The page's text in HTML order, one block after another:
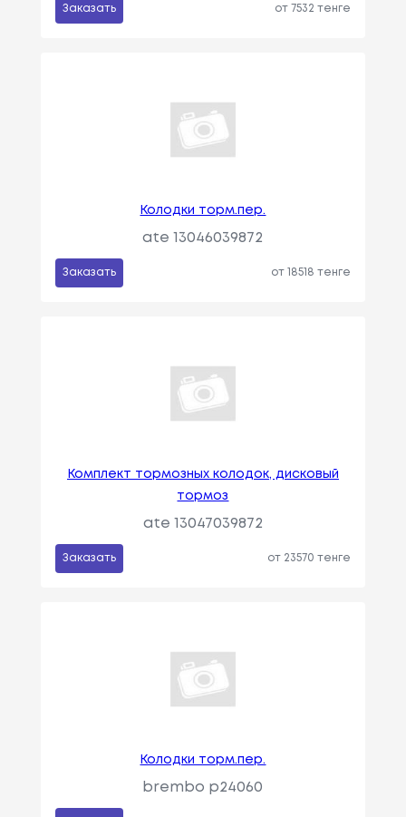
Заказать от 7532 тенге
Колодки торм.пер.
ate 13046039872
Заказать от 18518 тенге
Комплект тормозных колодок, дисковый
тормоз
ate 13047039872
Заказать от 23570 тенге
Колодки торм.пер.
brembo p24060